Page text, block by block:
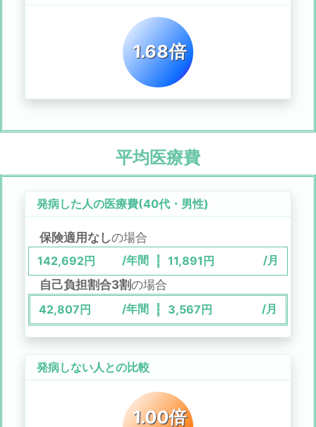
1.68倍
平均医療費
発病した人の医療費(40代 ・ 男性)
保険適用なしの場合
142,692円 /年間 11,891円
/月
自己負担割合3割の場合
42,807円 /年間 3,567円 /月
発病しない人との比較
1.00倍